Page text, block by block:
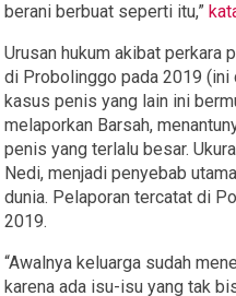
berani berbuat seperti itu,”
Urusan hukum akibat perkara
di Probolinggo pada 2019 (ini
kasus penis yang lain ini
melaporkan Barsah,
penis yang terlalu besar.
Nedi, menjadi penyebab
dunia. Pelaporan tercatat di
2019.
“Awalnya keluarga sudah
karena ada isu-isu yang tak